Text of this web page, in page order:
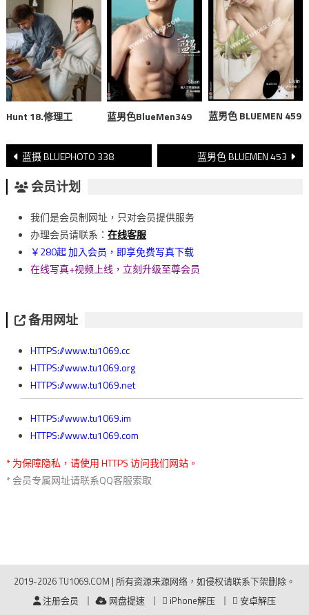
Hunt 18.修理工 蓝男色BlueMen349 蓝男色 BLUEMEN 459
文
章
導
覽
蓝摄 BLUEPHOTO 338 蓝男色 BLUEMEN 453
会员计划
我们是会员制网址，只对会员提供服务
办理会员请联系： 在线客服
￥280起 加入会员，即享免费写真下载
在线写真+视频上线，立刻升级至尊会员
备用网址
HTTPS://www.tu1069.cc
HTTPS://www.tu1069.org
HTTPS://www.tu1069.net
HTTPS://www.tu1069.im
HTTPS://www.tu1069.com
* 为保障隐私，请使用 HTTPS 访问我们网站。
* 会员专属网址请联系QQ客服索取
2019-2026 TU1069.COM | 所有资源来源网络，如侵权请联系下架删除。
注册会员
网盘提速 iPhone解压 安卓解压